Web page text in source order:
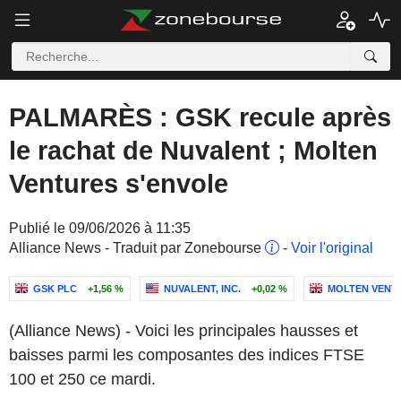
PALMARÈS : GSK recule après
le rachat de Nuvalent ; Molten
Ventures s'envole
Publié le 09/06/2026 à 11:35
Alliance News - Traduit par Zonebourse
- Voir l'original
GSK PLC +1,56 % NUVALENT, INC. +0,02 % MOLTEN
(Alliance News) - Voici les principales hausses et
baisses parmi les composantes des indices FTSE
100 et 250 ce mardi.